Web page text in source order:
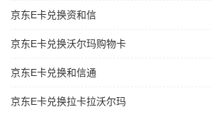
京东E卡兑换资和信
京东E卡兑换沃尔玛购物卡
京东E卡兑换和信通
京东E卡兑换拉卡拉沃尔玛